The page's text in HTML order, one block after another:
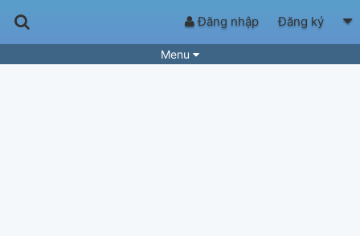
Đăng nhập Đăng ký
Menu